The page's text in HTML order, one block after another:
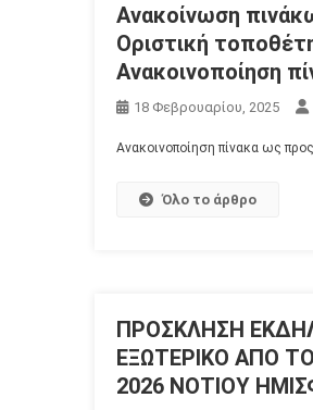
Ανακοίνωση
Οριστική
Ανακοινοποίηση
18 Φεβρουαρίου, 2025
Ανακοινοποίηση πίνακα ως
Όλο το άρθρο
ΠΡΟΣΚΛΗΣΗ
ΕΞΩΤΕΡΙΚΟ ΑΠΟ
2026 ΝΟΤΙΟΥ